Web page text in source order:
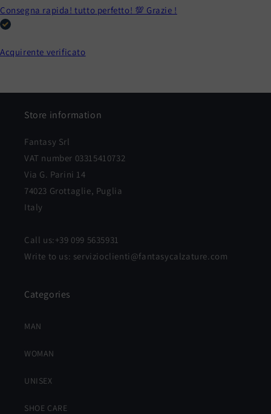
Consegna rapida! tutto perfetto! 💯 Grazie !
Acquirente verificato
Store information
Fantasy Srl
VAT number 03315410732
Via G. Parini 14
74023 Grottaglie, Puglia
Italy
Call us:+39 099 5635931
Write to us: servizioclienti@fantasycalzature.com
Categories
MAN
WOMAN
UNISEX
SHOE CARE